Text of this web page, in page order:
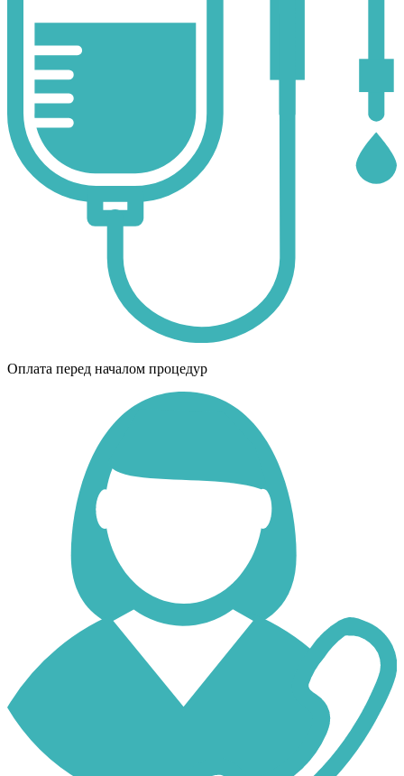
Оплата перед началом процедур